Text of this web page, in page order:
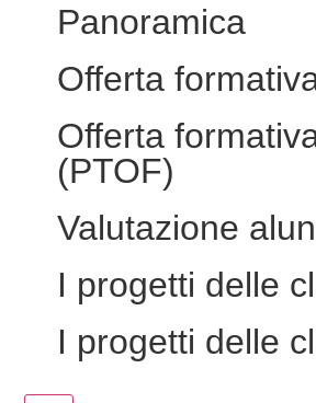
Panoramica
Offerta
Offerta
(PTOF)
Valutazione
I progetti delle
I progetti delle